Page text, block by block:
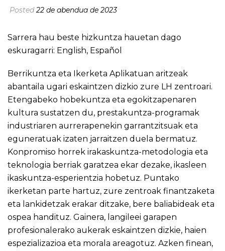
Posted22 de abendua de 2023
Sarrera hau beste hizkuntza hauetan dago
eskuragarri: English, Español
Berrikuntza eta Ikerketa Aplikatuan aritzeak
abantaila ugari eskaintzen dizkio zure LH zentroari.
Etengabeko hobekuntza eta egokitzapenaren
kultura sustatzen du, prestakuntza-programak
industriaren aurrerapenekin garrantzitsuak eta
eguneratuak izaten jarraitzen duela bermatuz.
Konpromiso horrek irakaskuntza-metodologia eta
teknologia berriak garatzea ekar dezake, ikasleen
ikaskuntza-esperientzia hobetuz. Puntako
ikerketan parte hartuz, zure zentroak finantzaketa
eta lankidetzak erakar ditzake, bere baliabideak eta
ospea handituz. Gainera, langileei garapen
profesionalerako aukerak eskaintzen dizkie, haien
espezializazioa eta morala areagotuz. Azken finean,